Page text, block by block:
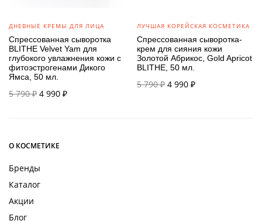
ДНЕВНЫЕ КРЕМЫ ДЛЯ ЛИЦА
Спрессованная сыворотка
BLITHE Velvet Yam для
глубокого увлажнения кожи с
фитоэстрогенами Дикого
Ямса, 50 мл.
5 790₽ Первоначальная
4 990 ₽Текущая
ЛУЧШАЯ КОРЕЙСКАЯ КОСМЕТИКА
Спрессованная сыворотка-
крем для сияния кожи
Золотой Абрикос, Gold Apricot
BLITHE, 50 мл.
5 790₽ Первоначальная
4 990 ₽Текущая
О КОСМЕТИКЕ
Бренды
Каталог
Акции
Блог